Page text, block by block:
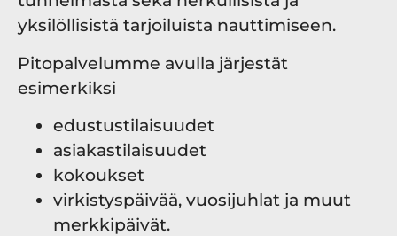
yksilöllisistä tarjoiluista nauttimiseen.
Pitopalvelumme avulla järjestät
esimerkiksi
edustustilaisuudet
asiakastilaisuudet
kokoukset
virkistyspäivää, vuosijuhlat ja muut
merkkipäivät.